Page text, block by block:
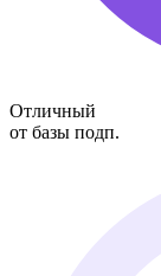
Отличный
от базы подп.